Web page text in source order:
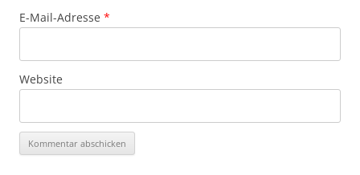
E-Mail-Adresse *
Website